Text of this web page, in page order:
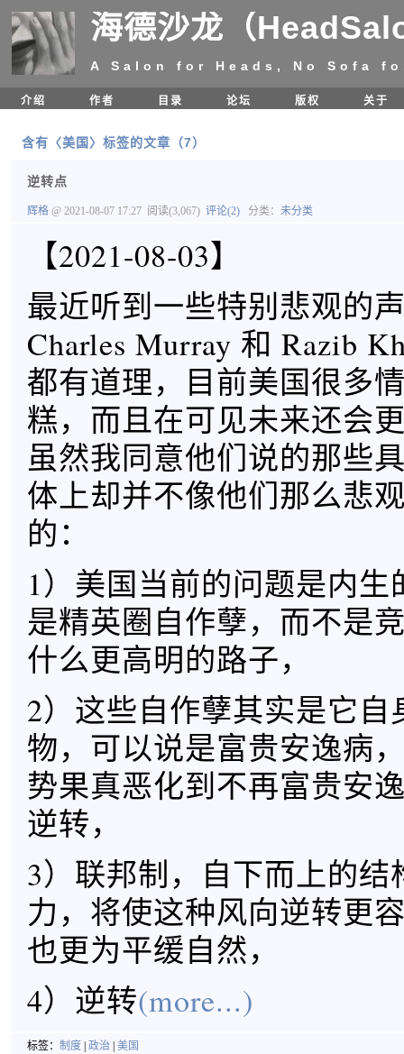
海德沙龙（
A Salon for Heads, No Sofa
介绍 作者 目录 论坛 版权 关于
含有〈美国〉标签的文章（7）
逆转点
辉格 @ 2021-08-07 17:27 阅读(3,067) 评论(2) 分类： 未分类
【2021-08-03】
最近听到一些特别悲观的
Charles Murray 和 Razib
都有道理，目前美国很多
糕，而且在可见未来还会
虽然我同意他们说的那些
体上却并不像他们那么悲
的：
1）美国当前的问题是内生
是精英圈自作孽，而不是
什么更高明的路子，
2）这些自作孽其实是它自
物，可以说是富贵安逸病
势果真恶化到不再富贵安
逆转，
3）联邦制，自下而上的结
力，将使这种风向逆转更
也更为平缓自然，
4）逆转(more...)
标签： 制度 政治 美国